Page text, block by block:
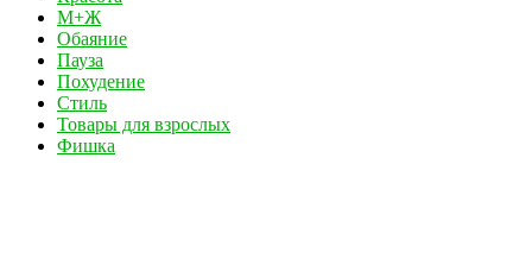
М+Ж
Обаяние
Пауза
Похудение
Стиль
Товары для взрослых
Фишка